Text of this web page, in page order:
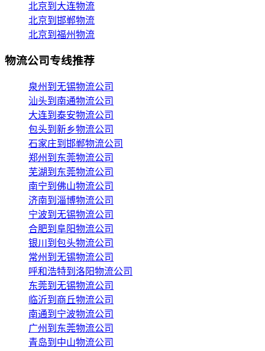
北京到大连物流
北京到邯郸物流
北京到福州物流
物流公司专线推荐
泉州到无锡物流公司
汕头到南通物流公司
大连到泰安物流公司
包头到新乡物流公司
石家庄到邯郸物流公司
郑州到东莞物流公司
芜湖到东莞物流公司
南宁到佛山物流公司
济南到淄博物流公司
宁波到无锡物流公司
合肥到阜阳物流公司
银川到包头物流公司
常州到无锡物流公司
呼和浩特到洛阳物流公司
东莞到无锡物流公司
临沂到商丘物流公司
南通到宁波物流公司
广州到东莞物流公司
青岛到中山物流公司